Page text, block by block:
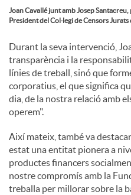
t
s
Joan Cavallé junt amb Josep
President del Col·legi de Censors
Durant la seva intervenció,
transparència i la
línies de treball, sinó que
corporatius, el que significa
dia, de la nostra relació amb
operem".
Així mateix, també va
estat una entitat pionera a
productes financers
nostre compromís amb la
treballa per millorar sobre la